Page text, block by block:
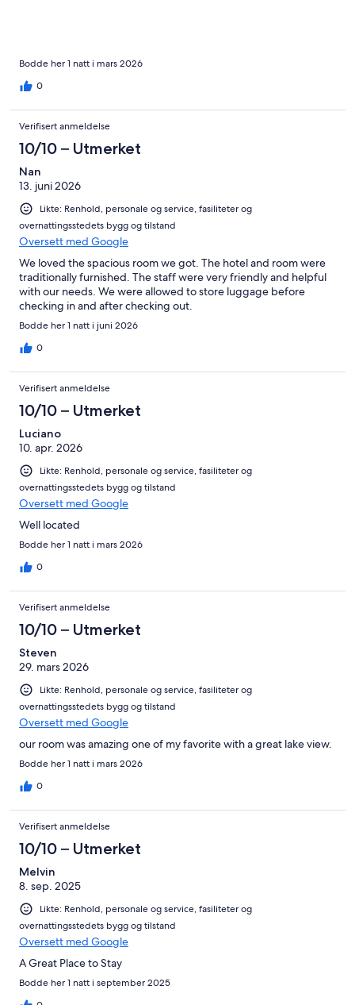
Bodde her 1 natt i mars 2026
0
Verifisert anmeldelse
10/10 – Utmerket
Nan
13. juni 2026
Likte: Renhold, personale og service, fasiliteter og
overnattingsstedets bygg og tilstand
Oversett med Google
We loved the spacious room we got. The hotel and room were
traditionally furnished. The staff were very friendly and helpful
with our needs. We were allowed to store luggage before
checking in and after checking out.
Bodde her 1 natt i juni 2026
0
Verifisert anmeldelse
10/10 – Utmerket
Luciano
10. apr. 2026
Likte: Renhold, personale og service, fasiliteter og
overnattingsstedets bygg og tilstand
Oversett med Google
Well located
Bodde her 1 natt i mars 2026
0
Verifisert anmeldelse
10/10 – Utmerket
Steven
29. mars 2026
Likte: Renhold, personale og service, fasiliteter og
overnattingsstedets bygg og tilstand
Oversett med Google
our room was amazing one of my favorite with a great lake view.
Bodde her 1 natt i mars 2026
0
Verifisert anmeldelse
10/10 – Utmerket
Melvin
8. sep. 2025
Likte: Renhold, personale og service, fasiliteter og
overnattingsstedets bygg og tilstand
Oversett med Google
A Great Place to Stay
Bodde her 1 natt i september 2025